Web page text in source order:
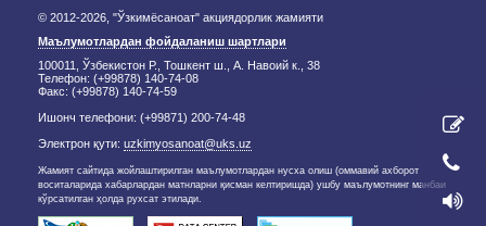
© 2012-2026, "Ўзкимёсаноат" акциядорлик жамияти
Маълумотлардан фойдаланиш шартлари
100011, Ўзбекистон Р., Тошкент ш., А. Навоий к., 38
Телефон: (+99878) 140-74-08
Факс: (+99878) 140-74-59
Ишонч телефони: (+99871) 200-74-48
Электрон қути: uzkimyosanoat@uks.uz
Жамият сайтида жойлаштирилган маълумотлардан нусха олиш (оммавий ахборот
воситаларида хабарлардан матнларни қисман келтиришда) ушбу маълумотнинг манбаи
кўрсатилган ҳолда рухсат этилади.